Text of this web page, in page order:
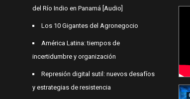
del Río Indio en Panamá [Audio]
Los 10 Gigantes del Agronegocio
América Latina: tiempos de
incertidumbre y organización
Represión digital sutil: nuevos desafíos
y estrategias de resistencia